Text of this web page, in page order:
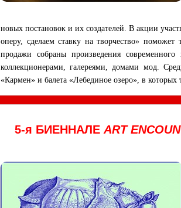
новых постановок и их создателей. В акции
оперу, сделаем ставку на творчество»
продажи собраны произведения
коллекционерами, галереями, домами мод.
«Кармен» и балета «Лебединое озеро», в
5-я БИЕННАЛЕ ART